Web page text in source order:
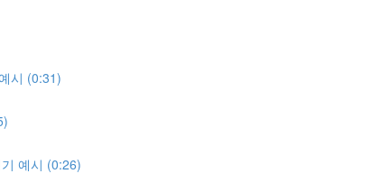
시 (0:31)
예시 (0:26)